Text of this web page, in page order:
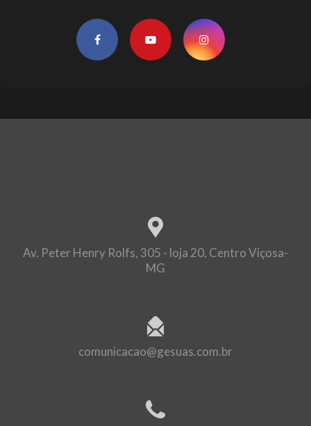
Av. Peter Henry Rolfs, 305 - loja 20, Centro Viçosa-
MG
comunicacao@gesuas.com.br